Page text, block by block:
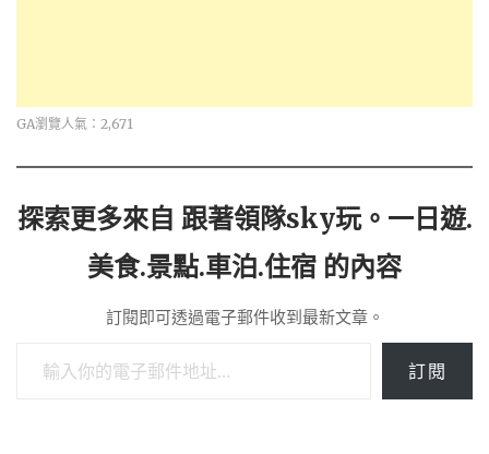
GA瀏覽人氣：2,671
探索更多來自 跟著領隊sky玩。一日遊.
美食.景點.車泊.住宿 的內容
訂閱即可透過電子郵件收到最新文章。
訂閱